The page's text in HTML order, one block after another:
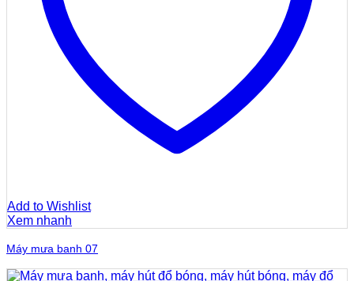
Add to Wishlist
Xem nhanh
Máy mưa banh 07